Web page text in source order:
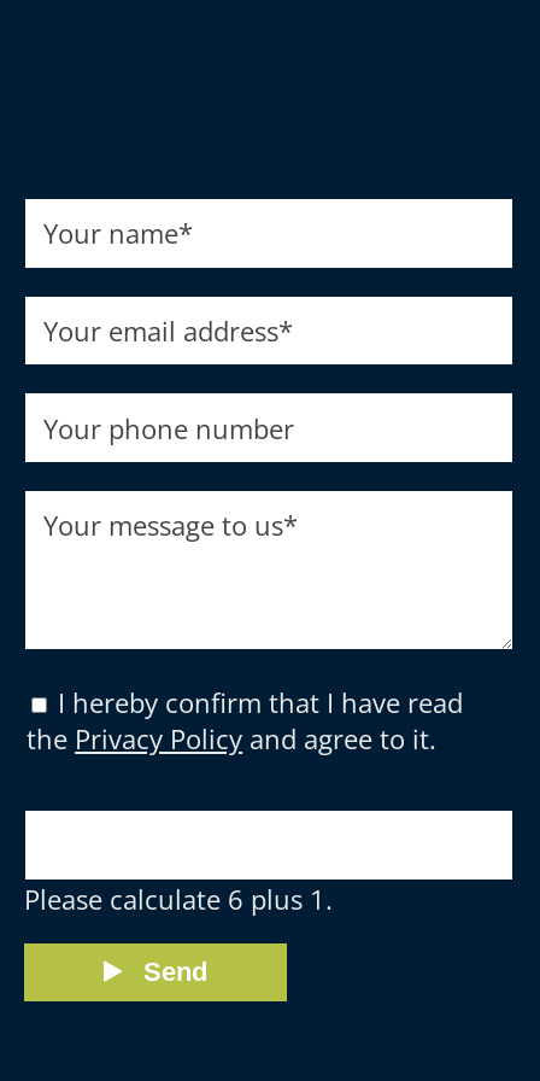
Your name*
Your email address*
Your phone number
Your message to us*
I hereby confirm that I have read
the Privacy Policy and agree to it.
Please calculate 6 plus 1.
Send